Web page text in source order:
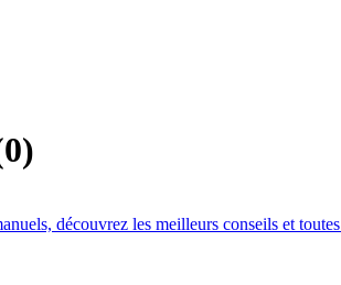
0)
découvrez les meilleurs conseils et